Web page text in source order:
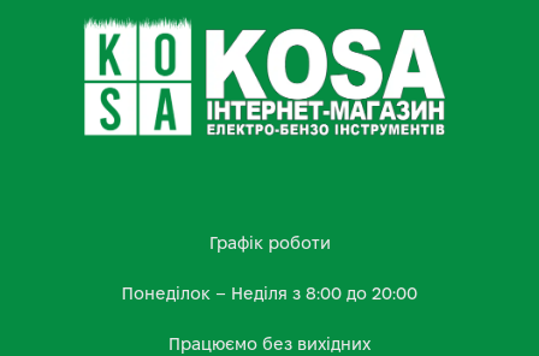
Графік роботи
Понеділок – Неділя з 8:00 до 20:00
Працюємо без вихідних